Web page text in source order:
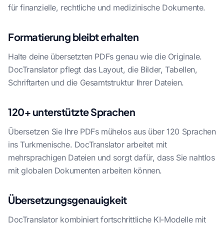
für finanzielle, rechtliche und medizinische Dokumente.
Formatierung bleibt erhalten
Halte deine übersetzten PDFs genau wie die Originale.
DocTranslator pflegt das Layout, die Bilder, Tabellen,
Schriftarten und die Gesamtstruktur Ihrer Dateien.
120+ unterstützte Sprachen
Übersetzen Sie Ihre PDFs mühelos aus über 120 Sprachen
ins Turkmenische. DocTranslator arbeitet mit
mehrsprachigen Dateien und sorgt dafür, dass Sie nahtlos
mit globalen Dokumenten arbeiten können.
Übersetzungsgenauigkeit
DocTranslator kombiniert fortschrittliche KI-Modelle mit